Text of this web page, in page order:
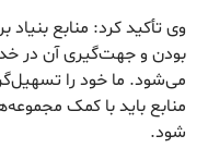
وی تأکید کرد: منابع
بودن و جهت‌گیری آن در
می‌شود. ما خود را
منابع باید با کمک
شود.